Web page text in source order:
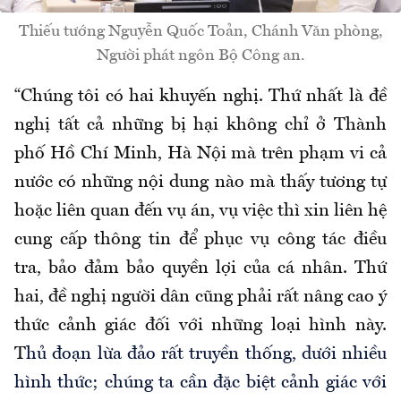
Thiếu tướng Nguyễn Quốc Toản, Chánh Văn phòng,
Người phát ngôn Bộ Công an.
“Chúng tôi có hai khuyến nghị. Thứ nhất là đề
nghị tất cả những bị hại không chỉ ở Thành
phố Hồ Chí Minh, Hà Nội mà trên phạm vi cả
nước có những nội dung nào mà thấy tương tự
hoặc liên quan đến vụ án, vụ việc thì xin liên hệ
cung cấp thông tin để phục vụ công tác điều
tra, bảo đảm bảo quyền lợi của cá nhân. Thứ
hai, đề nghị người dân cũng phải rất nâng cao ý
thức cảnh giác đối với những loại hình này.
Thủ đoạn lừa đảo rất truyền thống, dưới nhiều
hình thức; chúng ta cần đặc biệt cảnh giác với